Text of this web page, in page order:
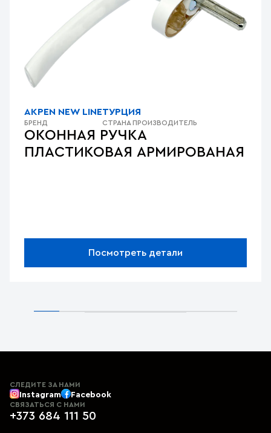
ОКОННАЯ РУЧКА
ПЛАСТИКОВАЯ АРМИРОВАНАЯ
AKPEN NEW LINE
БРЕНД
ТУРЦИЯ
СТРАНА ПРОИЗВОДИТЕЛЬ
Посмотреть детали
СЛЕДИТЕ ЗА НАМИ
Instagram Facebook
СВЯЗАТЬСЯ С НАМИ
+373 684 111 50